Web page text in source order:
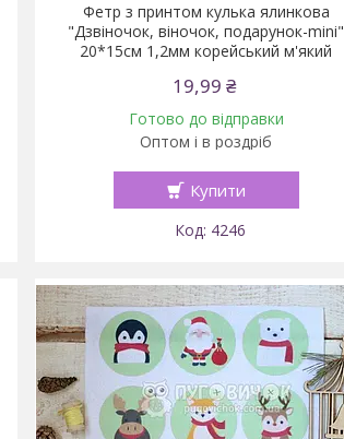
Фетр з принтом кулька ялинкова
"Дзвіночок, віночок, подарунок-mini"
20*15см 1,2мм корейський м'який
19,99 ₴
Готово до відправки
Оптом і в роздріб
Купити
4246